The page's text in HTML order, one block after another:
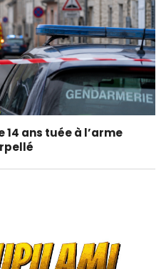
14 ans tuée à l’arme